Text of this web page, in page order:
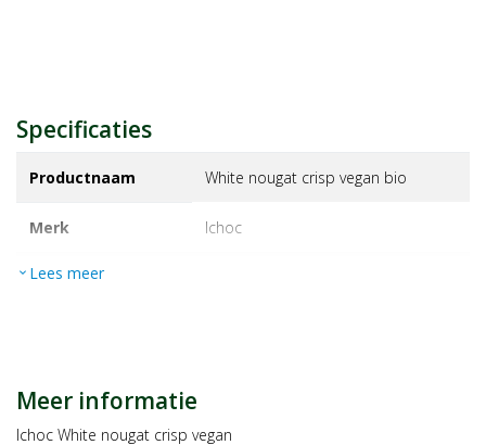
Specificaties
Productnaam White nougat crisp vegan bio
Merk ichoc
EAN
expand_more Lees meer
Meer informatie
Ichoc White nougat crisp vegan